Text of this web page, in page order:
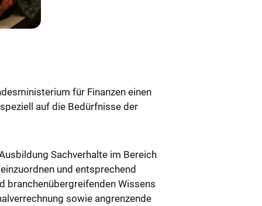
für Finanzen einen
auf die Bedürfnisse der
Sachverhalte im Bereich
und entsprechend
branchenübergreifenden Wissens
sowie angrenzende